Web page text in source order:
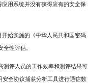
用系统并没有获得应有的安全保
始实施的《中华人民共和国密码
性评估。
测评人员的工作效率和测评结果可
全协议捕获分析工具进行通信数